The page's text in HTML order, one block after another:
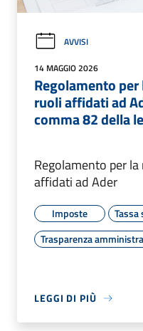
AVVISI
14 MAGGIO 2026
Regolamento
ruoli affidati ad
comma 82 della
Regolamento per
affidati ad Ader
Imposte
Tassa
Trasparenza
LEGGI DI PIÙ